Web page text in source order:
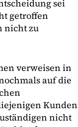
sei
getroffen
nicht zu
verweisen in
auf die
Kunden
nicht